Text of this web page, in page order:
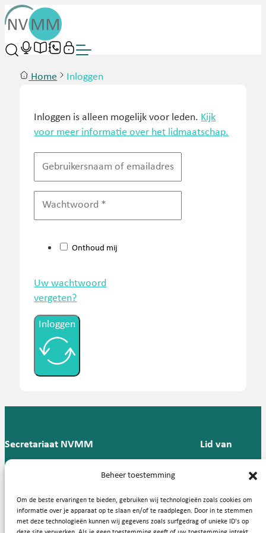
Beheer toestemming
Om de beste ervaringen te bieden, gebruiken wij technologieën zoals cookies om
informatie over je apparaat op te slaan en/of te raadplegen. Door in te stemmen
met deze technologieën kunnen wij gegevens zoals surfgedrag of unieke ID's op
Home Inloggen
Inloggen is alleen mogelijk voor leden. Kijk
voor meer informatie over het lidmaatschap.
Onthoud mij
Uw wachtwoord
vergeten?
Inloggen
Secretariaat NVMM
Groningen
T: 088 -
57
Lid van